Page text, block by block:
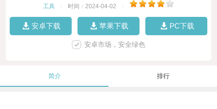
工具 时间：2024-04-02
安卓下载 苹果下载 PC下载
安卓市场，安全绿色
简介 排行